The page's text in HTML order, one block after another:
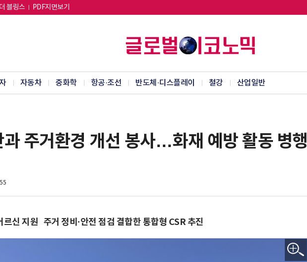
더 블링스 PDF지면보기
자동차 중화학 항공·조선 반도체·디스플레이 철강 산업일반
주거환경 개선 봉사…화재 예방 활동 병행
신 지원 주거 정비·안전 점검 결합한 통합형 CSR 추진